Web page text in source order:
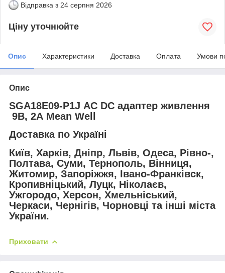
Відправка з 24 серпня 2026
Ціну уточнюйте
Опис Характеристики Доставка Оплата Умови
Опис
SGA18E09-P1J AC DC адаптер живлення
9В, 2А Mean Well
Доставка по Україні
Київ, Харків, Дніпр, Львів, Одеса, Рівно-,
Полтава, Суми, Тернополь, Вінниця,
Житомир, Запоріжжя, Івано-Франківск,
Кропивніцький, Луцк, Ніколаєв,
Ужгородо, Херсон, Хмельніський,
Черкаси, Чернігів, Чорновці та інші міста
України.
Приховати